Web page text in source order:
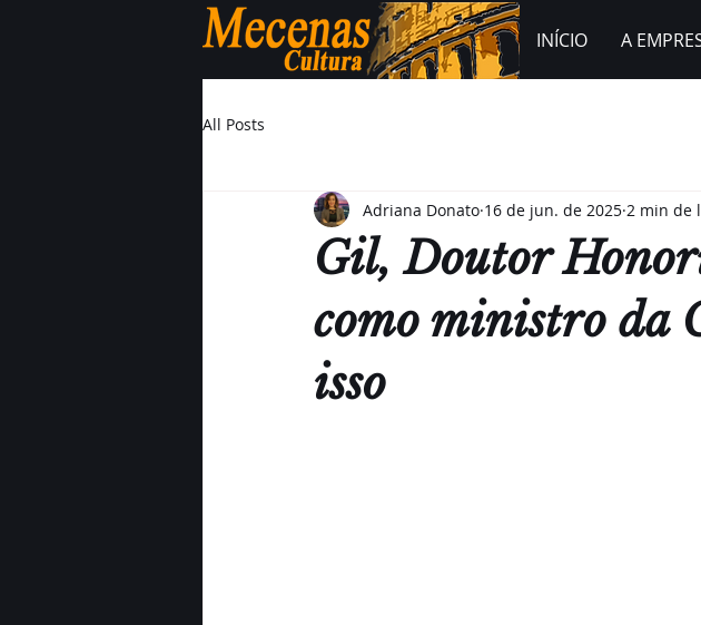
INÍCIO A
All Posts
Gil, Doutor
como ministro da
isso
Adriana Donato 16 de jun. de 2025 2 min de